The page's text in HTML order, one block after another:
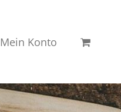
Mein Konto